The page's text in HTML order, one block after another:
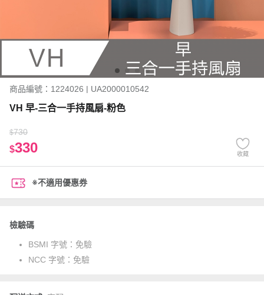
商品編號：1224026 | UA2000010542
VH 早-三合一手持風扇-粉色
$730
$330 收藏
※不適用優惠券
檢驗碼
BSMI 字號： 免驗
NCC 字號： 免驗